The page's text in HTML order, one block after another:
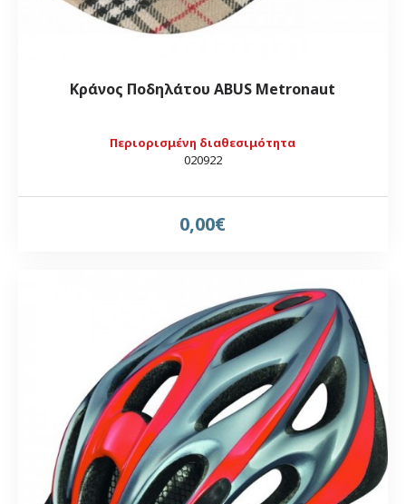
Περιορισμένη διαθεσιμότητα
020922
Κράνος Ποδηλάτου ABUS Metronaut
0,00€